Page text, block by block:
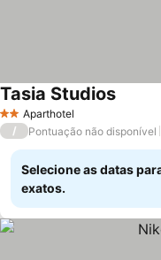
2 EstrelasAparthotel
Tasia Studios
/ Pontuação não disponível
Selecione as datas
exatos.